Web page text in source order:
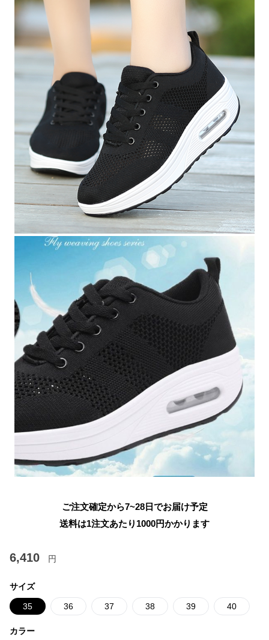
ご注文確定から7~28日でお届け予定
送料は1注文あたり 1000円かかります
6,410 円
サイズ
35 36 37 38 39 40
カラー